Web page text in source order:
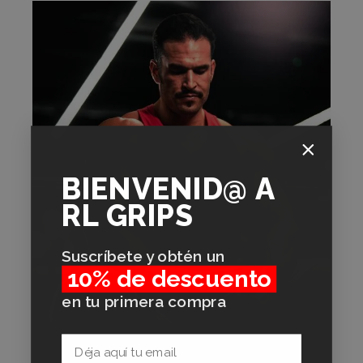
BIENVENID@ A
RL GRIPS
Suscríbete y obtén un
10% de descuento
en tu primera compra